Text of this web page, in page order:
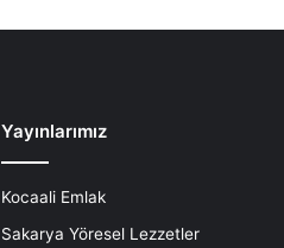
Yayınlarımız
Kocaali Emlak
Sakarya Yöresel Lezzetler